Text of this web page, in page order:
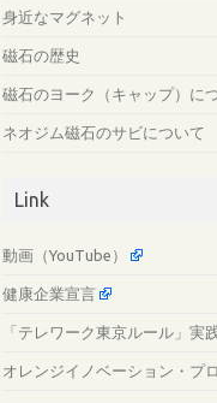
身近なマグネット
磁石の歴史
磁石のヨーク（キャップ）に
ネオジム磁石のサビについて
Link
動画（YouTube）
健康企業宣言
「テレワーク東京ルール」実
オレンジイノベーション・プ